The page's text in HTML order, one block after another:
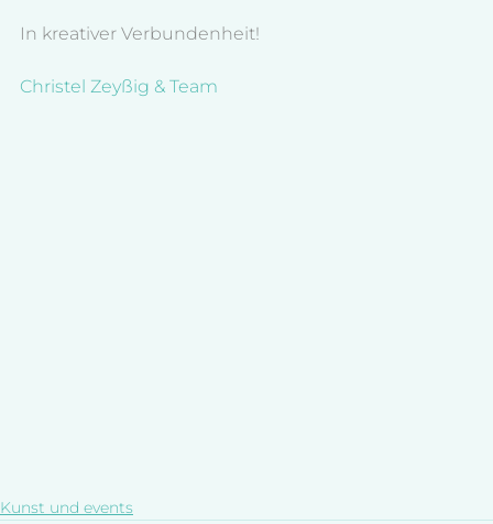
In kreativer Verbundenheit!
Christel Zeyßig & Team
Kunst und events